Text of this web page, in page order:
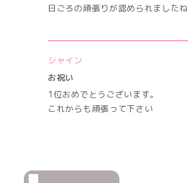
日ごろの頑張りが認められましたね
シャイン
お祝い
1位おめでとうございます。
これからも頑張って下さい